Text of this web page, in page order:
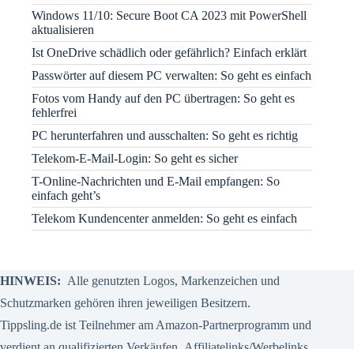
Windows 11/10: Secure Boot CA 2023 mit PowerShell
aktualisieren
Ist OneDrive schädlich oder gefährlich? Einfach erklärt
Passwörter auf diesem PC verwalten: So geht es einfach
Fotos vom Handy auf den PC übertragen: So geht es
fehlerfrei
PC herunterfahren und ausschalten: So geht es richtig
Telekom-E-Mail-Login: So geht es sicher
T-Online-Nachrichten und E-Mail empfangen: So
einfach geht’s
Telekom Kundencenter anmelden: So geht es einfach
HINWEIS: Alle genutzten Logos, Markenzeichen und
Schutzmarken gehören ihren jeweiligen Besitzern.
Tippsling.de ist Teilnehmer am Amazon-Partnerprogramm und